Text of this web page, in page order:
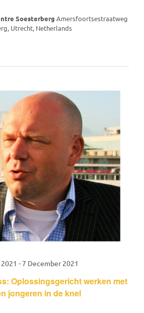
Soesterberg Amersfoortsestraatweg
Utrecht, Netherlands
Oplossingsgericht werken met
jongeren in de knel
-7 December 2021